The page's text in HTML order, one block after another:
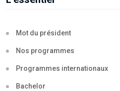
Mot du président
Nos programmes
Programmes internationaux
Bachelor